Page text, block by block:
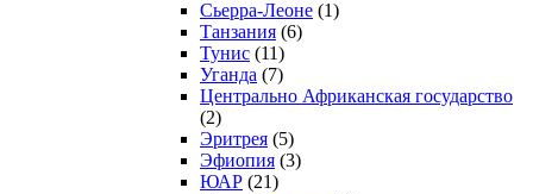
Сьерра-Леоне (1)
Танзания (6)
Тунис (11)
Уганда (7)
Центрально Африканская государство
(2)
Эритрея (5)
Эфиопия (3)
ЮАР (21)